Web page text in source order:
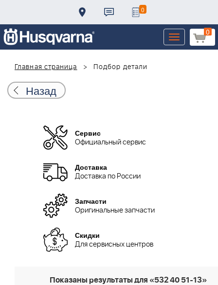
0
0
Toggle
navigation
Главная страница
Подбор детали
Назад
Сервис
Официальный сервис
Доставка
Доставка по России
Запчасти
Оригинальные запчасти
Скидки
Для сервисных центров
Показаны результаты для «532 40 51-13»